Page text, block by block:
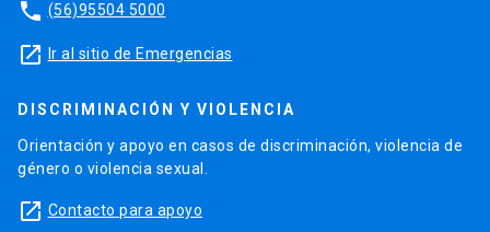
phone (56)95504 5000
launch Ir al sitio de Emergencias
DISCRIMINACIÓN Y VIOLENCIA
Orientación y apoyo en casos de discriminación, violencia de
género o violencia sexual.
launch Contacto para apoyo